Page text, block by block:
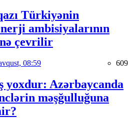
Türkiyənin
ambisiyalarının
çevrilir
08:59 609
yoxdur: Azərbaycanda
məşğulluğuna